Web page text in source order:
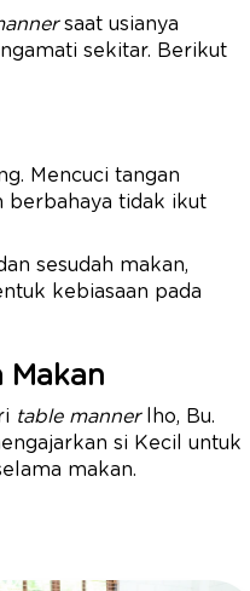
saat usianya
sekitar. Berikut
Mencuci tangan
berbahaya tidak ikut
sesudah makan,
kebiasaan pada
Makan
table mannerlho, Bu.
si Kecil untuk
makan.